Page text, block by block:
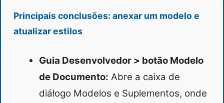
Principais conclusões: anexar um modelo e
atualizar estilos
Guia Desenvolvedor > botão Modelo
de Documento: Abre a caixa de
diálogo Modelos e Suplementos, onde